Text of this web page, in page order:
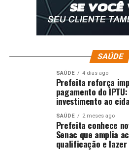
SAÚDE
SAÚDE 4 dias ago
Prefeita reforça
pagamento do
investimento ao
SAÚDE 2 meses ago
Prefeita conhece
Senac que amplia
qualificação e lazer